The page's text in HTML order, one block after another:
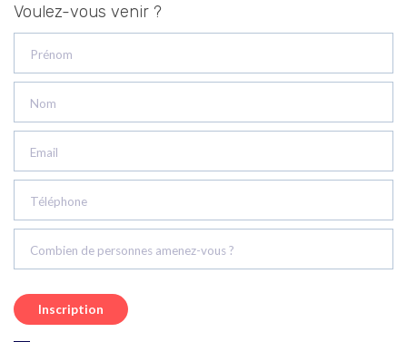
Voulez-vous venir ?
Prénom
Nom
Email
Téléphone
Combien de personnes amenez-vous ?